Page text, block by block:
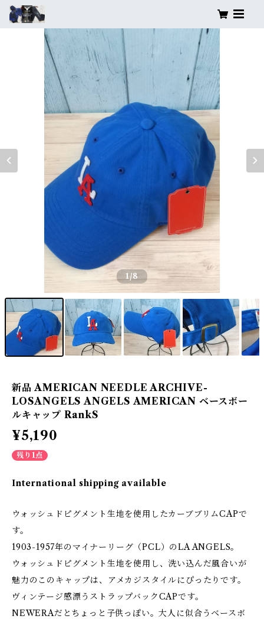
1/8
新品 AMERICAN NEEDLE ARCHIVE-
LOSANGELS ANGELS AMERICAN ベースボー
ルキャップ RankS
¥5,190
残り1点
International shipping available
ウォッシュドピグメント生地を使用したカーブブリムCAPで
す。
1903-1957年のマイナーリーグ（PCL）のLA ANGELS。
ウォッシュドピグメント生地を使用し、洗い込んだ風合いが
魅力のこのキャップは、アメカジスタイルにぴったりです。
ヴィンテージ感漂うストラップバックCAPです。
NEWERAだとちょっと子供っぽい。大人に似合うベースボ